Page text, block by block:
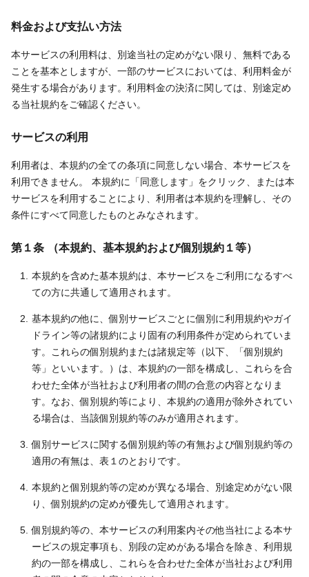
料金および支払い方法
本サービスの利用料は、別途当社の定めがない限り、無料である
ことを基本としますが、一部のサービスにおいては、利用料金が
発生する場合があります。利用料金の決済に関しては、別途定め
る当社規約をご確認ください。
サービスの利用
利用者は、本規約の全ての条項に同意しない場合、本サービスを
利用できません。 本規約に「同意します」をクリック、または本
サービスを利用することにより、利用者は本規約を理解し、その
条件にすべて同意したものとみなされます。
第１条 （本規約、基本規約および個別規約１等）
本規約を含めた基本規約は、本サービスをご利用になるすべ
ての方に共通して適用されます。
基本規約の他に、個別サービスごとに個別に利用規約やガイ
ドライン等の諸規約により固有の利用条件が定められていま
す。これらの個別規約または諸規定等（以下、「個別規約
等」といいます。）は、本規約の一部を構成し、これらを合
わせた全体が当社および利用者の間の合意の内容となりま
す。なお、個別規約等により、本規約の適用が除外されてい
る場合は、当該個別規約等のみが適用されます。
個別サービスに関する個別規約等の有無および個別規約等の
適用の有無は、表１のとおりです。
本規約と個別規約等の定めが異なる場合、別途定めがない限
り、個別規約の定めが優先して適用されます。
個別規約等の、本サービスの利用案内その他当社による本サ
ービスの規定事項も、別段の定めがある場合を除き、利用規
約の一部を構成し、これらを合わせた全体が当社および利用